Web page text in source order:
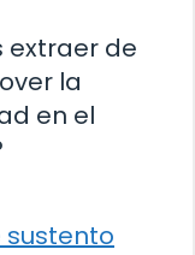
extraer de
la
en el
sustento